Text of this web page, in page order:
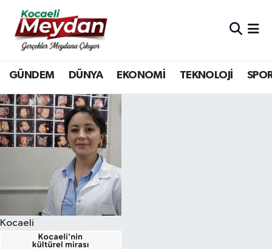
GÜNDEM DÜNYA EKONOMİ TEKNOLOJİ
Kocaeli
Nöbetçi Eczaneler
Hava Durumu
Trafik Durumu
Süper Lig Puan Durumu ve Fikstür
Tüm Manşetler
Son Dakika Haberleri
Haber Arşivi